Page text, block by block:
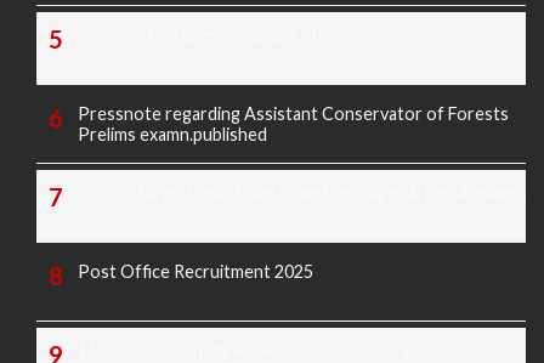
Pressnote regarding Assistant Conservator of Forests
Prelims examn.published
Post Office Recruitment 2025